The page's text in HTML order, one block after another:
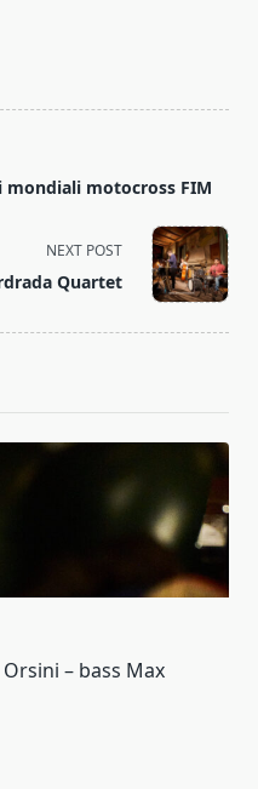
mondiali motocross FIM
NEXT POST
Quartet
– bass Max